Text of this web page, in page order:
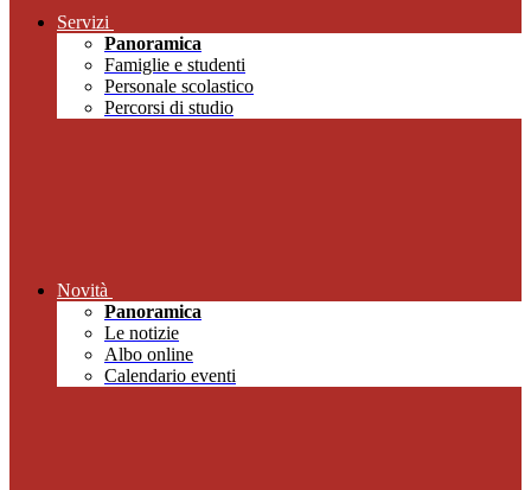
Servizi
Panoramica
Famiglie e studenti
Personale scolastico
Percorsi di studio
Novità
Panoramica
Le notizie
Albo online
Calendario eventi